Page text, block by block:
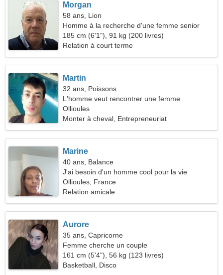
Morgan
58 ans, Lion
Homme à la recherche d'une femme senior
185 cm (6'1"), 91 kg (200 livres)
Relation à court terme
Martin
32 ans, Poissons
L'homme veut rencontrer une femme
Ollioules
Monter à cheval, Entrepreneuriat
Marine
40 ans, Balance
J'ai besoin d'un homme cool pour la vie
Ollioules, France
Relation amicale
Aurore
35 ans, Capricorne
Femme cherche un couple
161 cm (5'4"), 56 kg (123 livres)
Basketball, Disco